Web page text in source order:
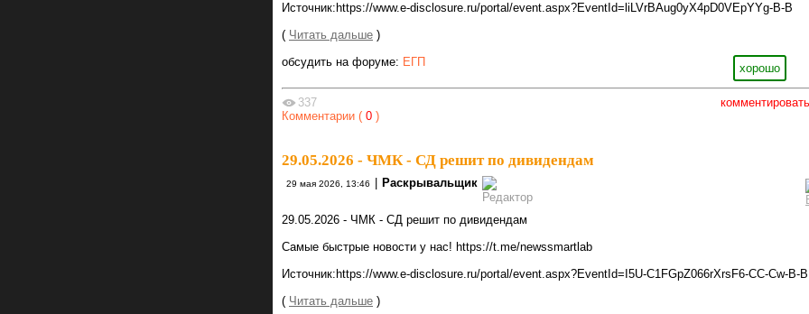
Источник:https://www.e-disclosure.ru/portal/event.aspx?EventId=liLVrBAug0yX4pD0VEpYYg-B-B
( Читать дальше )
хорошо
обсудить на форуме: ЕГП
комментировать
337
Комментарии ( 0 )
29.05.2026 - ЧМК - СД решит по дивидендам
29 мая 2026, 13:46 | Раскрывальщик
29.05.2026 - ЧМК - СД решит по дивидендам
Самые быстрые новости у нас! https://t.me/newssmartlab
Источник:https://www.e-disclosure.ru/portal/event.aspx?EventId=I5U-C1FGpZ066rXrsF6-CC-Cw-B-B
( Читать дальше )